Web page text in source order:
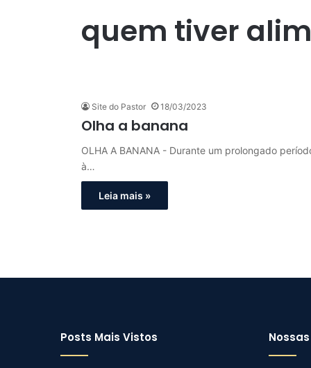
quem tiver
Site do Pastor 18/03/2023
Olha a banana
OLHA A BANANA - Durante um prolongado
à…
Leia mais »
Posts Mais Vistos